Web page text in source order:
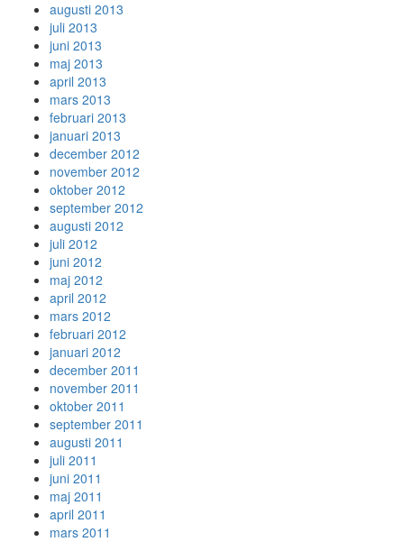
augusti 2013
juli 2013
juni 2013
maj 2013
april 2013
mars 2013
februari 2013
januari 2013
december 2012
november 2012
oktober 2012
september 2012
augusti 2012
juli 2012
juni 2012
maj 2012
april 2012
mars 2012
februari 2012
januari 2012
december 2011
november 2011
oktober 2011
september 2011
augusti 2011
juli 2011
juni 2011
maj 2011
april 2011
mars 2011